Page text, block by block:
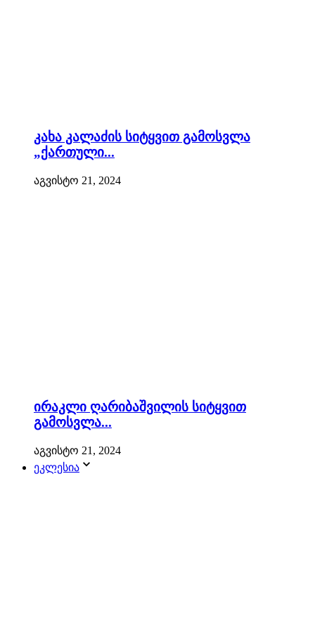
კახა კალაძის სიტყვით გამოსვლა
„ქართული...
აგვისტო 21, 2024
ირაკლი ღარიბაშვილის სიტყვით
გამოსვლა...
აგვისტო 21, 2024
ეკლესია